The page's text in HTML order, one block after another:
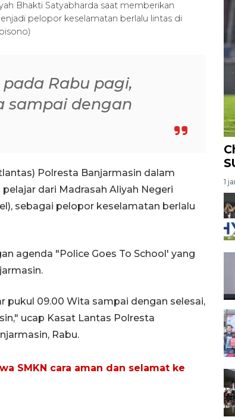
Bhakti Satyabharda saat memberikan
pelopor keselamatan berlalu lintas di
Rabu pagi,
sampai dengan
Polresta Banjarmasin dalam
dari Madrasah Aliyah Negeri
sebagai pelopor keselamatan berlalu
agenda "Police Goes To School' yang
pukul 09.00 Wita sampai dengan selesai,
ucap Kasat Lantas Polresta
Rabu.
SMKN cara aman dan selamat ke
1